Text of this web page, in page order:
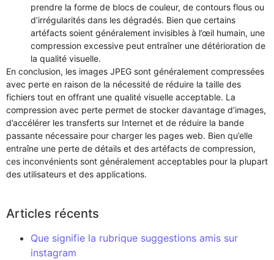
prendre la forme de blocs de couleur, de contours flous ou
d’irrégularités dans les dégradés. Bien que certains
artéfacts soient généralement invisibles à l’œil humain, une
compression excessive peut entraîner une détérioration de
la qualité visuelle.
En conclusion, les images JPEG sont généralement compressées
avec perte en raison de la nécessité de réduire la taille des
fichiers tout en offrant une qualité visuelle acceptable. La
compression avec perte permet de stocker davantage d’images,
d’accélérer les transferts sur Internet et de réduire la bande
passante nécessaire pour charger les pages web. Bien qu’elle
entraîne une perte de détails et des artéfacts de compression,
ces inconvénients sont généralement acceptables pour la plupart
des utilisateurs et des applications.
Articles récents
Que signifie la rubrique suggestions amis sur
instagram